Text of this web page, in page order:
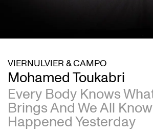
Mohamed Toukabri
Every Body Knows
Brings And We All
Happened Yesterday
VIERNULVIER & CAMPO